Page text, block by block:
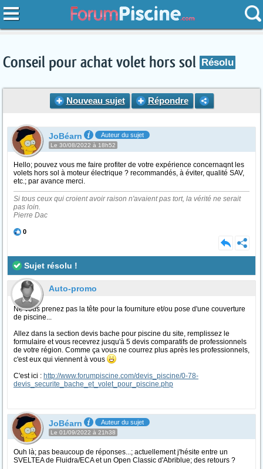
Conseil pour achat volet hors sol Résolu
Nouveau sujet Répondre
JoBéarn Auteur du sujet
Le 30/08/2022 à 18h52
Hello; pouvez vous me faire profiter de votre expérience concernaqnt les
volets hors sol à moteur électrique ? recommandés, à éviter, qualité SAV,
etc.; par avance merci.
Si tous ceux qui croient avoir raison n'avaient pas tort, la vérité ne serait
pas loin.
Pierre Dac
0
Sujet résolu !
Auto-promo
Ne vous prenez pas la tête pour la fourniture et/ou pose d'une couverture
de piscine...
Allez dans la section devis bache pour piscine du site, remplissez le
formulaire et vous recevrez jusqu'à 5 devis comparatifs de professionnels
de votre région. Comme ça vous ne courrez plus après les professionnels,
c'est eux qui viennent à vous
C'est ici : http://www.forumpiscine.com/devis_piscine/0-78-
devis_securite_bache_et_volet_pour_piscine.php
JoBéarn Auteur du sujet
Le 01/09/2022 à 21h38
Ouh là; pas beaucoup de réponses...; actuellement j'hésite entre un
SVELTEA de Fluidra/ECA et un Open Classic d'Abriblue; des retours ?